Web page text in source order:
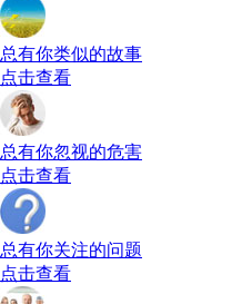
总有你类似的故事
点击查看
总有你忽视的危害
点击查看
总有你关注的问题
点击查看